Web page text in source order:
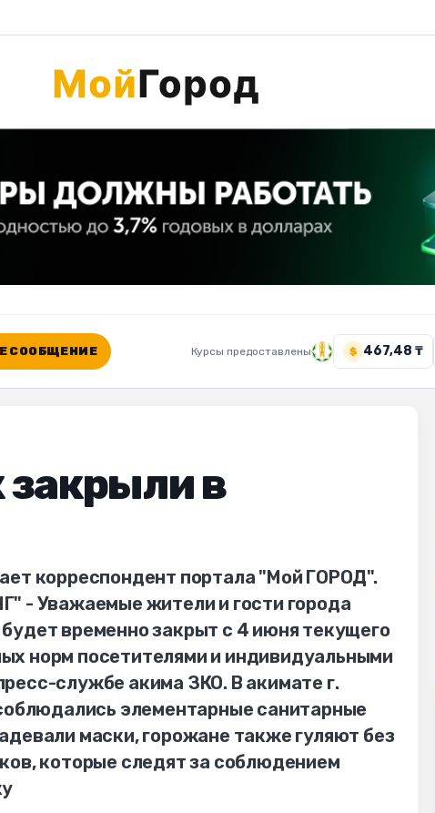
СООБЩЕНИЕ Курсы предоставлены $ 467,48 ₸
закрыли в
корреспондент портала "Мой ГОРОД".
- Уважаемые жители и гости города
временно закрыт с 4 июня текущего
норм посетителями и индивидуальными
службе акима ЗКО. В акимате г.
элементарные санитарные
маски, горожане также гуляют без
которые следят за соблюдением